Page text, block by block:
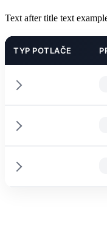
Text after title text
TYP POTLAČE